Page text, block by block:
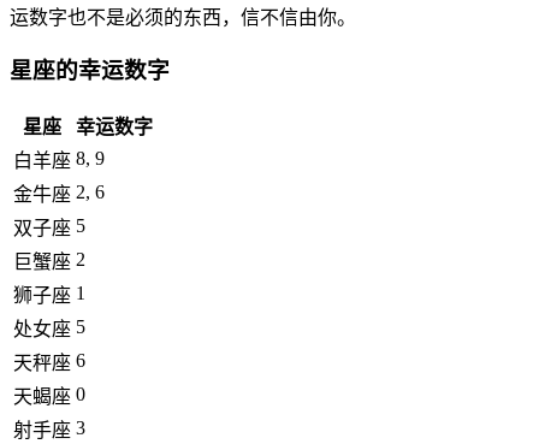
运数字也不是必须的东西，信不信由你。
星座的幸运数字
星座
幸运数字
白羊座 8, 9
金牛座 2, 6
双子座 5
巨蟹座 2
狮子座 1
处女座 5
天秤座 6
天蝎座 0
射手座 3